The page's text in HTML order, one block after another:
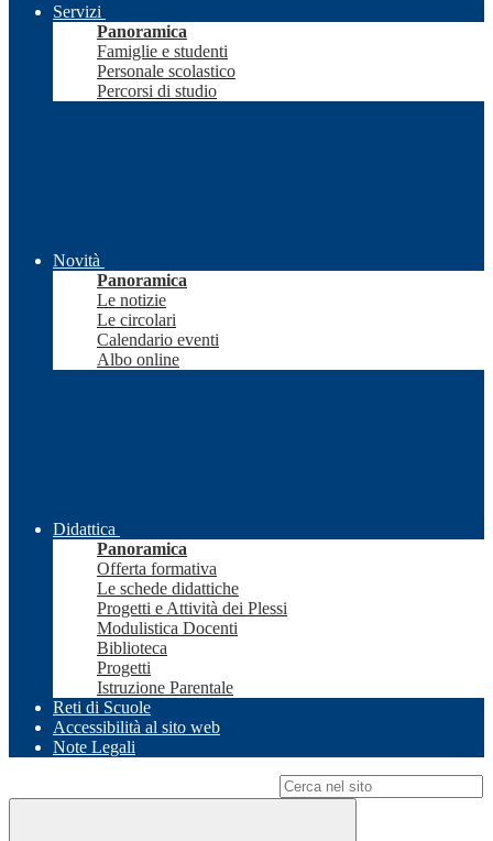
Servizi
Panoramica
Famiglie e studenti
Personale scolastico
Percorsi di studio
Novità
Panoramica
Le notizie
Le circolari
Calendario eventi
Albo online
Didattica
Panoramica
Offerta formativa
Le schede didattiche
Progetti e Attività dei Plessi
Modulistica Docenti
Biblioteca
Progetti
Istruzione Parentale
Reti di Scuole
Accessibilità al sito web
Note Legali